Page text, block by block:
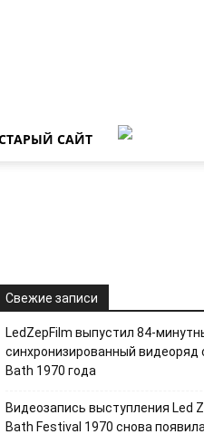
САЙТ
Свежие записи
LedZepFilm выпустил 84-
синхронизированный видеоряд
Bath 1970 года
Видеозапись выступления Led
Bath Festival 1970 снова